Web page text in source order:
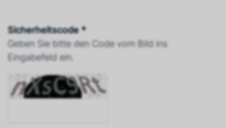
Sicherheitscode *
Geben Sie bitte den Code vom Bild ins
Eingabefeld ein.